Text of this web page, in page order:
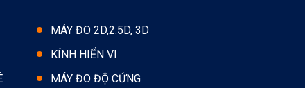
MÁY ĐO 2D,2.5D, 3D
KÍNH HIỂN VI
MÁY ĐO ĐỘ CỨNG